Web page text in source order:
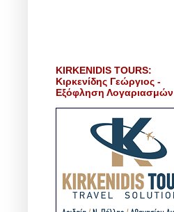
KIRKENIDIS TOURS:
Κιρκενίδης Γεώργιος -
Εξόφληση Λογαριασμών